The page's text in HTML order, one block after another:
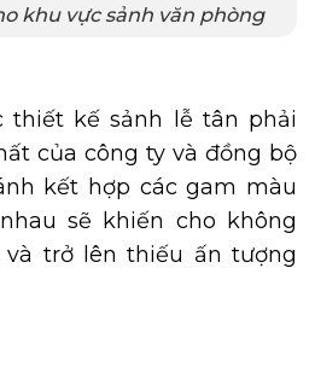
khu vực sảnh văn phòng
thiết kế sảnh lễ tân phải
của công ty và đồng bộ
kết hợp các gam màu
sẽ khiến cho không
trở lên thiếu ấn tượng